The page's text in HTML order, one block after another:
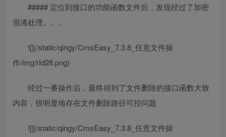
##### 定位到接口的功能函数文件后，发现经过了加密
混淆处理。。。
![](/static/qingy/CmsEasy_7.3.8_任意文件操
作/img/rId28.png)
经过一番操作后，最终得到了文件删除的接口函数大致
内容，很明显地存在文件删除路径可控问题
![](/static/qingy/CmsEasy_7.3.8_任意文件操